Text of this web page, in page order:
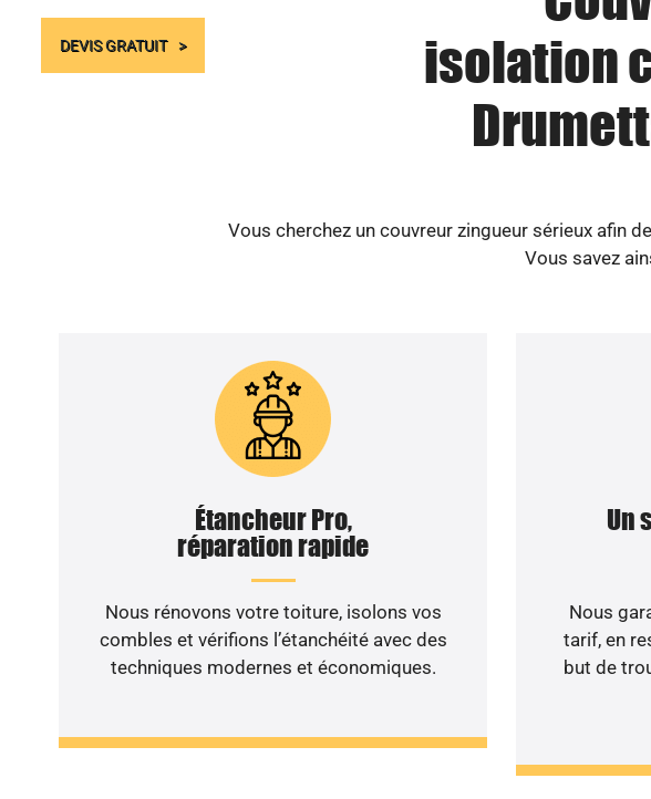
DEVIS GRATUIT
isolation
Vous cherchez un couvreur zingueur sérieux afin
Vous savez
Étancheur Pro,
réparation rapide
Nous rénovons votre toiture, isolons vos
combles et vérifions l’étanchéité avec des
techniques modernes et économiques.
Un
Nous
tarif, en
but de